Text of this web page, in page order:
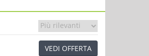
VEDI OFFERTA